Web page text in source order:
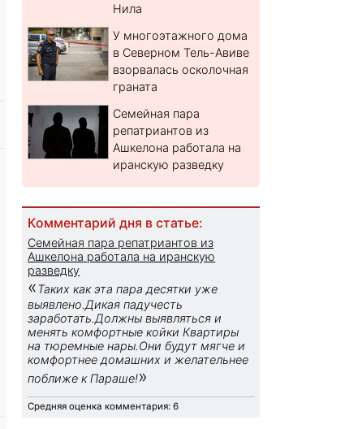
Нила
У многоэтажного дома
в Северном Тель-Авиве
взорвалась осколочная
граната
Семейная пара
репатриантов из
Ашкелона работала на
иранскую разведку
Комментарий дня в статье:
Семейная пара репатриантов из
Ашкелона работала на иранскую
разведку
«Таких как эта пара десятки уже
выявлено.Дикая падучесть
заработать.Должны выявляться и
менять комфортные койки Квартиры
на тюремные нары.Они будут мягче и
комфортнее домашних и желательнее
поближе к Параше!»
Средняя оценка комментария: 6